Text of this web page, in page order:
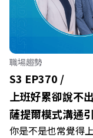
「社會處方」 🔺
力互助與微型創業
智庫總編輯 李建
遠 +++++ 🫧清除
開看質感養成術
《遠見》更多的社
IG：https://bit.ly/
Powered by
職場趨勢
S3 EP370 /
上班好累卻說不
薩提爾模式溝通
你是不是也常覺得